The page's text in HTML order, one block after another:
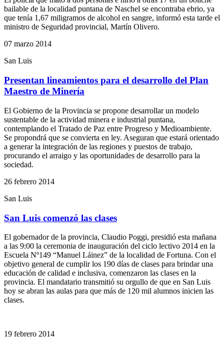
bailable de la localidad puntana de Naschel se encontraba ebrio, ya
que tenía 1,67 miligramos de alcohol en sangre, informó esta tarde el
ministro de Seguridad provincial, Martín Olivero.
07 marzo 2014
San Luis
Presentan lineamientos para el desarrollo del Plan
Maestro de Minería
El Gobierno de la Provincia se propone desarrollar un modelo
sustentable de la actividad minera e industrial puntana,
contemplando el Tratado de Paz entre Progreso y Medioambiente.
Se propondrá que se convierta en ley. Aseguran que estará orientado
a generar la integración de las regiones y puestos de trabajo,
procurando el arraigo y las oportunidades de desarrollo para la
sociedad.
26 febrero 2014
San Luis
San Luis comenzó las clases
El gobernador de la provincia, Claudio Poggi, presidió esta mañana
a las 9:00 la ceremonia de inauguración del ciclo lectivo 2014 en la
Escuela Nº149 “Manuel Láinez” de la localidad de Fortuna. Con el
objetivo general de cumplir los 190 días de clases para brindar una
educación de calidad e inclusiva, comenzaron las clases en la
provincia. El mandatario transmitió su orgullo de que en San Luis
hoy se abran las aulas para que más de 120 mil alumnos inicien las
clases.
19 febrero 2014